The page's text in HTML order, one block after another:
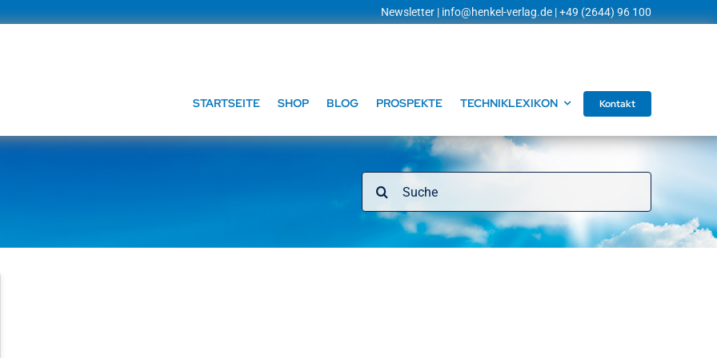
Newsletter | info@henkel-verlag.de | +49 (2644) 96 100
STARTSEITE SHOP BLOG PROSPEKTE TECHNIKLEXIKON Kontakt
nach: